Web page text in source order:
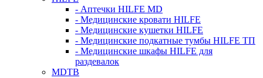
- Аптечки HILFE MD
- Медицинские кровати HILFE
- Медицинские кушетки HILFE
- Медицинские подкатные тумбы HILFE ТП
- Медицинские шкафы HILFE для
раздевалок
MDTB